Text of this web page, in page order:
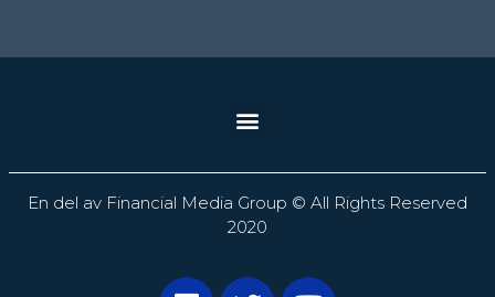
En del av Financial Media Group © All Rights Reserved
2020